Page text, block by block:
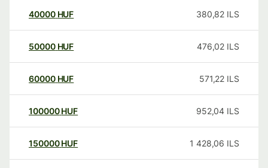
40000 HUF 380,82 ILS
50000 HUF 476,02 ILS
60000 HUF 571,22 ILS
100000 HUF 952,04 ILS
150000 HUF 1 428,06 ILS